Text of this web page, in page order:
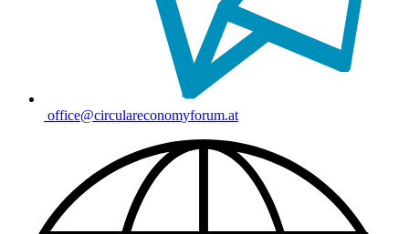
office@circulareconomyforum.at